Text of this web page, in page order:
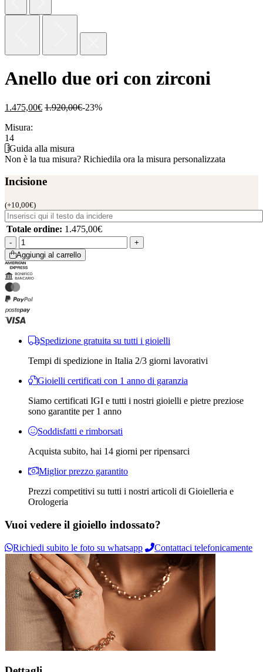
Anello due ori con zirconi
1.475,00€ 1.920,00€-23%
Misura:
14
Guida alla misura
Non è la tua misura? Richiedila ora la misura personalizzata
Incisione
(+10,00€)
Totale ordine: 1.475,00€
Aggiungi al carrello
Spedizione gratuita su tutti i gioielli
Tempi di spedizione in Italia 2/3 giorni lavorativi
Gioielli certificati con 1 anno di garanzia
Siamo certificati IGI e tutti i nostri gioielli e pietre preziose
sono garantite per 1 anno
Soddisfatti e rimborsati
Acquista subito, hai 14 giorni per ripensarci
Miglior prezzo garantito
Prezzi competitivi su tutti i nostri articoli di Gioielleria e
Orologeria
Vuoi vedere il gioiello indossato?
Richiedi subito le foto su whatsapp Contattaci telefonicamente